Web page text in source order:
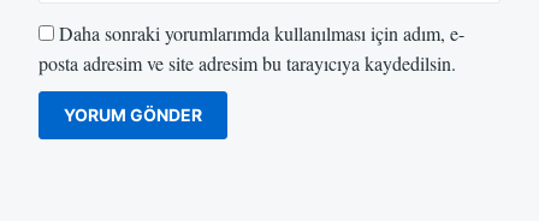
Daha sonraki yorumlarımda kullanılması için adım, e-
posta adresim ve site adresim bu tarayıcıya kaydedilsin.